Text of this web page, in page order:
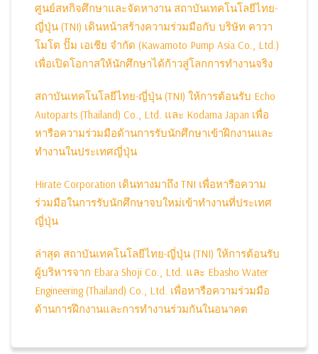
ศูนย์สหกิจศึกษาและจัดหางาน สถาบันเทคโนโลยีไทย-
ญี่ปุ่น (TNI) เดินหน้าสร้างความร่วมมือกับ บริษัท คาวา
โมโต ปั๊ม เอเชีย จำกัด (Kawamoto Pump Asia Co., Ltd.)
เพื่อเปิดโอกาสให้นักศึกษาได้ก้าวสู่โลกการทำงานจริง
สถาบันเทคโนโลยีไทย-ญี่ปุ่น (TNI) ให้การต้อนรับ Echo
Autoparts (Thailand) Co., Ltd. และ Kodama Japan เพื่อ
หารือความร่วมมือด้านการรับนักศึกษาเข้าฝึกงานและ
ทำงานในประเทศญี่ปุ่น
Hirate Corporation เดินทางมาถึง TNI เพื่อหารือความ
ร่วมมือในการรับนักศึกษาจบใหม่เข้าทำงานที่ประเทศ
ญี่ปุ่น
ล่าสุด สถาบันเทคโนโลยีไทย-ญี่ปุ่น (TNI) ให้การต้อนรับ
ผู้บริหารจาก Ebara Shoji Co., Ltd. และ Ebasho Water
Engineering (Thailand) Co., Ltd. เพื่อหารือความร่วมมือ
ด้านการฝึกงานและการทำงานร่วมกันในอนาคต